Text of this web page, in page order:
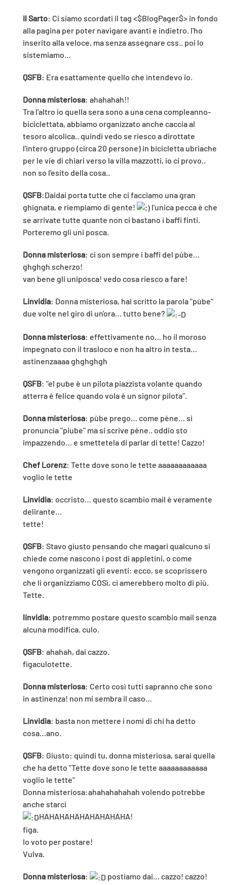
il Sarto: Ci siamo scordati il tag <$BlogPager$> in fondo
alla pagina per poter navigare avanti e indietro. l'ho
inserito alla veloce, ma senza assegnare css.. poi lo
sistemiamo…
QSFB: Era esattamente quello che intendevo io.
Donna misteriosa: ahahahah!!
Tra l'altro io quella sera sono a una cena compleanno-
biciclettata, abbiamo organizzato anche caccia al
tesoro alcolica.. quindi vedo se riesco a dirottate
l'intero gruppo (circa 20 persone) in bicicletta ubriache
per le vie di chiari verso la villa mazzotti, io ci provo..
non so l'esito della cosa..
QSFB:Daidai porta tutte che ci facciamo una gran
ghignata, e riempiamo di gente!
l'unica pecca è che
se arrivate tutte quante non ci bastano i baffi finti.
Porteremo gli uni posca.
Donna misteriosa: ci son sempre i baffi del pùbe…
ghghgh scherzo!
van bene gli uniposca! vedo cosa riesco a fare!
Linvidia: Donna misteriosa, hai scritto la parola "pùbe"
due volte nel giro di un'ora… tutto bene?
Donna misteriosa: effettivamente no… ho il moroso
impegnato con il trasloco e non ha altro in testa…
astinenzaaaa ghghghgh
QSFB: "el pube è un pilota piazzista volante quando
atterra è felice quando vola è un signor pilota".
Donna misteriosa: pùbe prego… come pène… si
pronuncia "piube" ma si scrive pène.. oddio sto
impazzendo… e smettetela di parlar di tette! Cazzo!
Chef Lorenz: Tette dove sono le tette aaaaaaaaaaaa
voglio le tette
Linvidia: occristo… questo scambio mail è veramente
delirante…
tette!
QSFB: Stavo giusto pensando che magari qualcuno si
chiede come nascono i post di appletini, o come
vengono organizzati gli eventi: ecco, se scoprissero
che li organizziamo COSì, ci amerebbero molto di più.
Tette.
linvidia: potremmo postare questo scambio mail senza
alcuna modifica. culo.
QSFB: ahahah, dai cazzo.
figaculotette.
Donna misteriosa: Certo così tutti sapranno che sono
in astinenza! non mi sembra il caso…
Linvidia: basta non mettere i nomi di chi ha detto
cosa…ano.
QSFB: Giusto: quindi tu, donna misteriosa, sarai quella
che ha detto "Tette dove sono le tette aaaaaaaaaaaa
voglio le tette"
Donna misteriosa:ahahahahahah volendo potrebbe
anche starci
HAHAHAHAHAHAHAHAHA!
figa.
Io voto per postare!
Vulva.
Donna misteriosa:
postiamo dai… cazzo! cazzo!